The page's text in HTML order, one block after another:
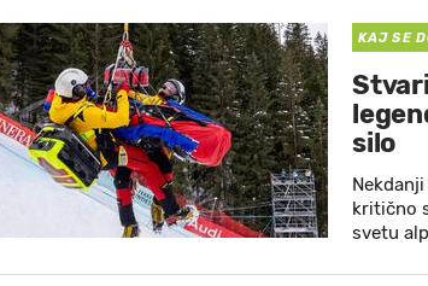
KAJ SE
silo
kritično
svetu